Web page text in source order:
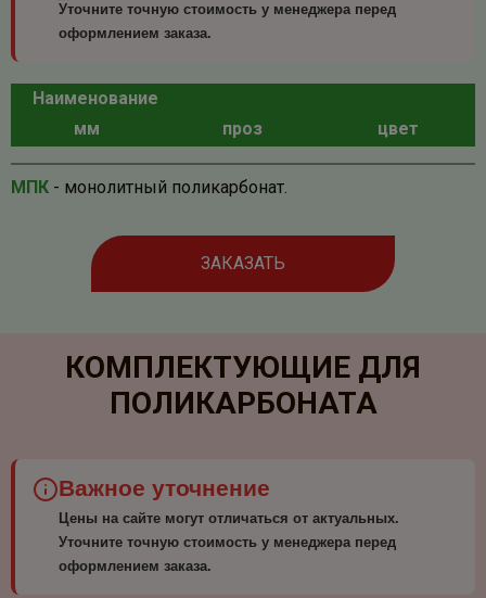
Уточните точную стоимость у менеджера перед
оформлением заказа.
Наименование
мм
проз цвет
МПК - монолитный поликарбонат.
ЗАКАЗАТЬ
КОМПЛЕКТУЮЩИЕ ДЛЯ
ПОЛИКАРБОНАТА
Важное уточнение
Цены на сайте могут отличаться от актуальных.
Уточните точную стоимость у менеджера перед
оформлением заказа.